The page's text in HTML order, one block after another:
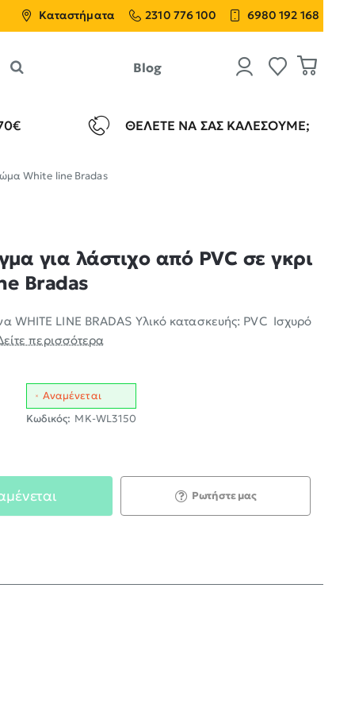
Καταστήματα 2310 776 100 6980 192 168
Blog
ΘΈΛΕΤΕ ΝΑ ΣΑΣ ΚΑΛΈΣΟΥΜΕ;
White line Bradas
για λάστιχο από PVC σε γκρι
Bradas
WHITE LINE BRADAS Υλικό κατασκευής: PVC Ισχυρό
περισσότερα
Αναμένεται
Κωδικός: MK-WL3150
Ρωτήστε μας